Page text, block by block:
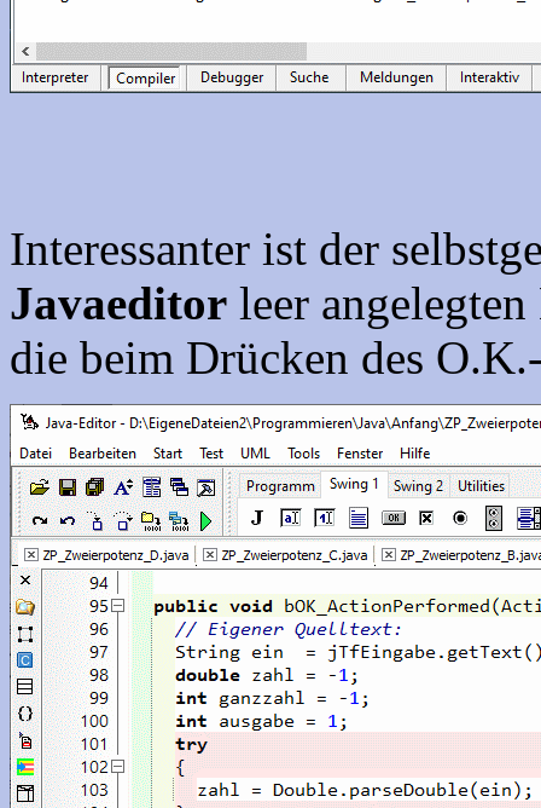
Interessanter ist der
Javaeditor leer
die beim Drücken des